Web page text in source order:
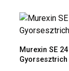
Murexin SE 24